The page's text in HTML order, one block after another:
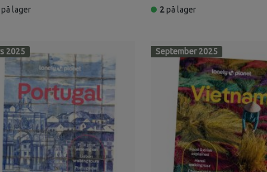
på lager 2 på lager
2025 September 2025